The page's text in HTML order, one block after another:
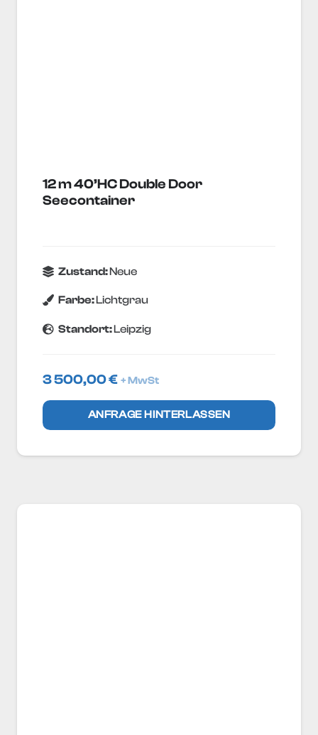
12 m 40’HC Double Door
Seecontainer
Zustand:Neue
Farbe:Lichtgrau
Standort:Leipzig
3 500,00€ + MwSt
ANFRAGE HINTERLASSEN